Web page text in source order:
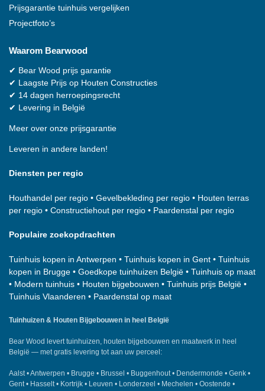
Prijsgarantie tuinhuis vergelijken
Projectfoto’s
Waarom Bearwood
✔ Bear Wood prijs garantie
✔ Laagste Prijs op Houten Constructies
✔ 14 dagen herroepingsrecht
✔ Levering in België
Meer over onze prijsgarantie
Leveren in andere landen!
Diensten per regio
Houthandel per regio • Gevelbekleding per regio • Houten terras
per regio • Constructiehout per regio • Paardenstal per regio
Populaire zoekopdrachten
Tuinhuis kopen in Antwerpen • Tuinhuis kopen in Gent • Tuinhuis
kopen in Brugge • Goedkope tuinhuizen België • Tuinhuis op maat
• Modern tuinhuis • Houten bijgebouwen • Tuinhuis prijs België •
Tuinhuis Vlaanderen • Paardenstal op maat
Tuinhuizen & Houten Bijgebouwen in heel België
Bear Wood levert tuinhuizen, houten bijgebouwen en maatwerk in heel
België — met gratis levering tot aan uw perceel:
Aalst•Antwerpen • Brugge • Brussel • Buggenhout• Dendermonde • Genk •
Gent• Hasselt• Kortrijk • Leuven • Londerzeel • Mechelen • Oostende •